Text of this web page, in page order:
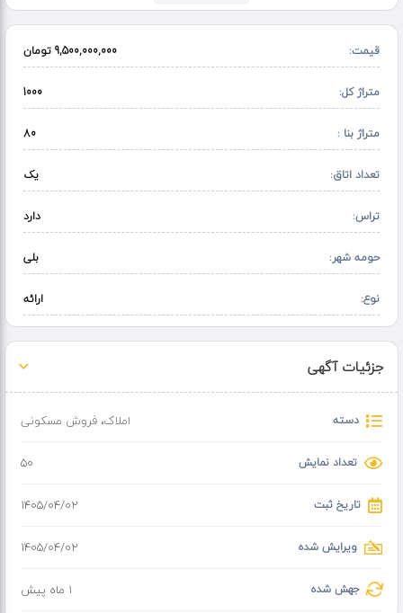
استخر
لوکیشن عالی
با بهترین موقعیت
قیمت: 9,500,000,000 تومان
متراژ کل: 1000
متراژ بنا : 80
تعداد اتاق: یک
تراس: دارد
حومه شهر: بلی
نوع: ارائه
جزئیات آگهی
دسته املاک،فروش مسکونی
تعداد نمایش 50
تاریخ ثبت ۱۴۰۵/۰۴/۰۲
ویرایش شده ۱۴۰۵/۰۴/۰۲
جهش شده 1 ماه پیش